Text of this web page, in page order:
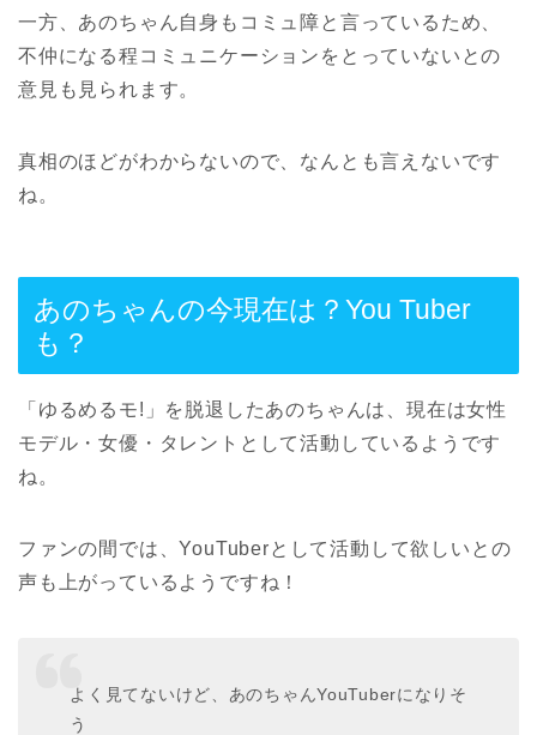
一方、あのちゃん自身もコミュ障と言っているため、
不仲になる程コミュニケーションをとっていないとの
意見も見られます。
真相のほどがわからないので、なんとも言えないです
ね。
あのちゃんの今現在は？You Tuber
も？
「ゆるめるモ!」を脱退したあのちゃんは、現在は女性
モデル・女優・タレントとして活動しているようです
ね。
ファンの間では、YouTuberとして活動して欲しいとの
声も上がっているようですね！
よく見てないけど、あのちゃんYouTuberになりそ
う